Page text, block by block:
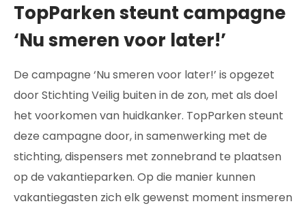
TopParken steunt campagne
‘Nu smeren voor later!’
De campagne ‘Nu smeren voor later!’ is opgezet
door Stichting Veilig buiten in de zon, met als doel
het voorkomen van huidkanker. TopParken steunt
deze campagne door, in samenwerking met de
stichting, dispensers met zonnebrand te plaatsen
op de vakantieparken. Op die manier kunnen
vakantiegasten zich elk gewenst moment insmeren